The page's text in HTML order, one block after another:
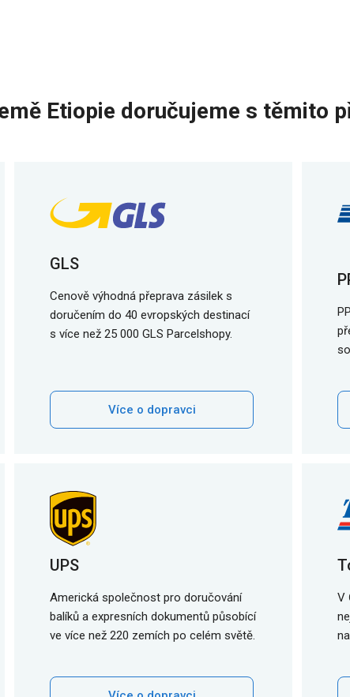
Etiopie doručujeme s těmito
GLS
Cenově výhodná přeprava zásilek s
doručením do 40 evropských destinací
s více než 25 000 GLS Parcelshopy.
Více o dopravci
UPS
Americká společnost pro doručování
balíků a expresních dokumentů působící
ve více než 220 zemích po celém světě.
V